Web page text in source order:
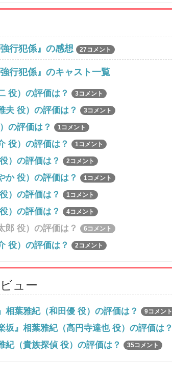
行犯係』の感想 27コメント
行犯係』のキャスト一覧
役）の評価は？ 3コメント
夫 役）の評価は？ 3コメント
の評価は？ 1コメント
役）の評価は？ 1コメント
）の評価は？ 2コメント
か 役）の評価は？ 1コメント
）の評価は？ 1コメント
）の評価は？ 4コメント
郎 役）の評価は？ 6コメント
役）の評価は？ 2コメント
ュー
相葉雅紀（和田優 役）の評価は？ 9コメント
坂』相葉雅紀（高円寺達也 役）の評価は？
紀（貴族探偵 役）の評価は？ 35コメント